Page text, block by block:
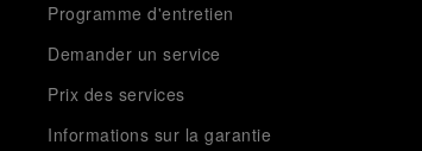
Programme d'entretien
Demander un service
Prix des services
Informations sur la garantie